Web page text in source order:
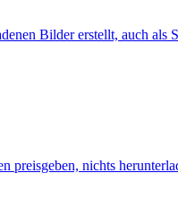
Bilder erstellt, auch als
preisgeben, nichts